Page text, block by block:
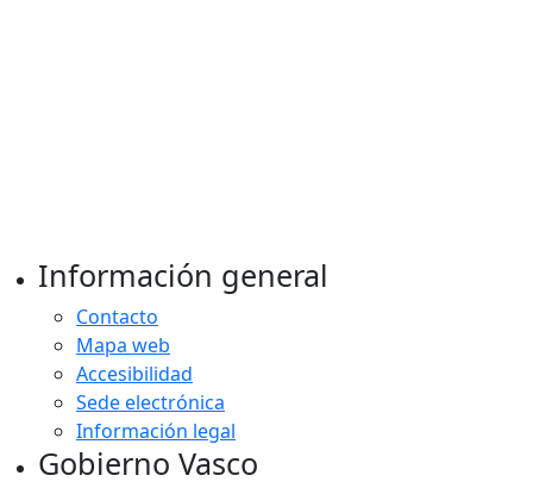
Información general
Contacto
Mapa web
Accesibilidad
Sede electrónica
Información legal
Gobierno Vasco